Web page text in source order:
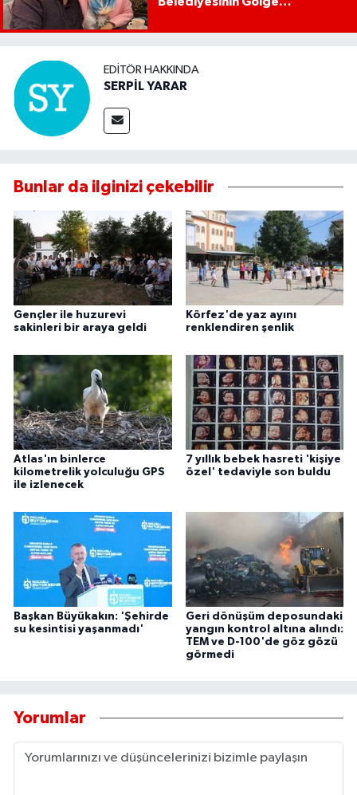
EDITÖR HAKKINDA
SERPİL YARAR
Bunlar da ilginizi çekebilir
Gençler ile huzurevi
sakinleri bir araya geldi
Körfez'de yaz ayını
renklendiren şenlik
Atlas'ın binlerce
kilometrelik yolculuğu GPS
ile izlenecek
7 yıllık bebek hasreti 'kişiye
özel' tedaviyle son buldu
Başkan Büyükakın: 'Şehirde
su kesintisi yaşanmadı'
Geri dönüşüm deposundaki
yangın kontrol altına alındı:
TEM ve D-100'de göz gözü
görmedi
Yorumlar